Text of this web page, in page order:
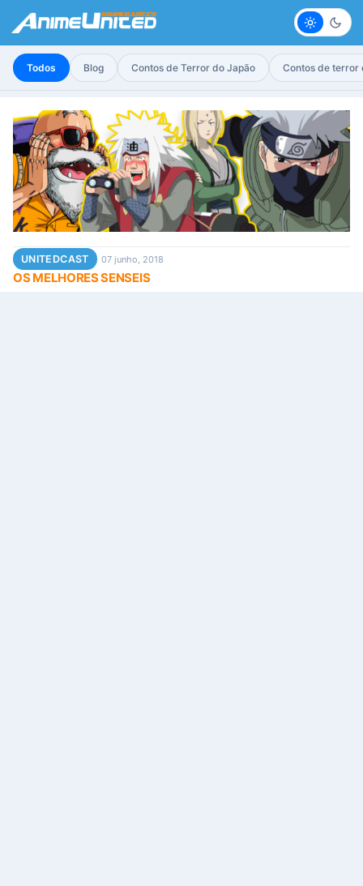
Claro
Todos Blog Contos de Terror do Japão Contos de terror
UNITEDCAST 07 junho, 2018
OS MELHORES SENSEIS